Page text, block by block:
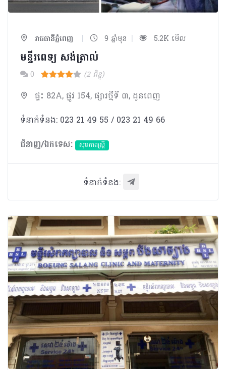
រាជធានីភ្នំពេញ | 9 ឆ្នាំមុន | 5.2K មើល
មន្ទីរពេទ្យ សង់ត្រាល់
0 (2 ពិន្ទុ)
ផ្ទះ 82A, ផ្លូវ 154, ផ្សារថ្មីទី ៣, ដូនពេញ
ទំនាក់ទំនង: 023 21 49 55 / 023 21 49 66
ជំនាញ/ឯកទេស:
សុខភាពស្រ្តី
ទំនាក់ទំនង: